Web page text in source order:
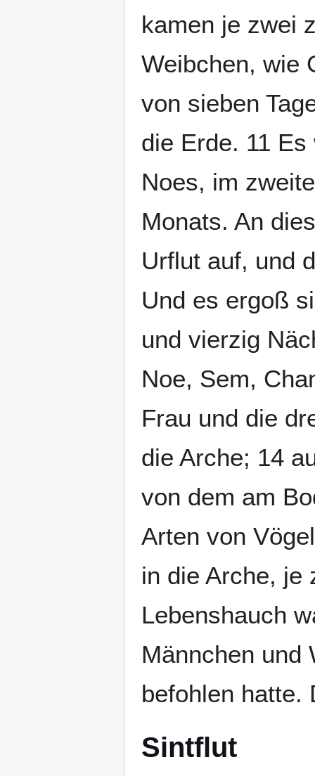
kamen je zwei
Weibchen, wie
von sieben
die Erde. 11
Noes, im
Monats. An
Urflut auf, und
Und es ergoß
und vierzig
Noe, Sem,
Frau und die
die Arche; 14
von dem am
Arten von
in die Arche, je
Lebenshauch
Männchen und
befohlen hatte.
Sintflut